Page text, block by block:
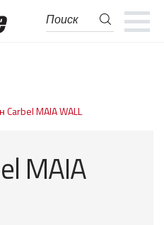
Поиск:
Поиск
Carbel MAIA WALL
MAIA